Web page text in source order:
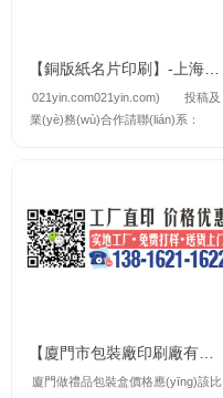
021yin.com021yin.com) 投稿及
業(yè)務(wù)合作請聯(lián)系：
廈門做禮品包裝盒價格應(yīng)該比